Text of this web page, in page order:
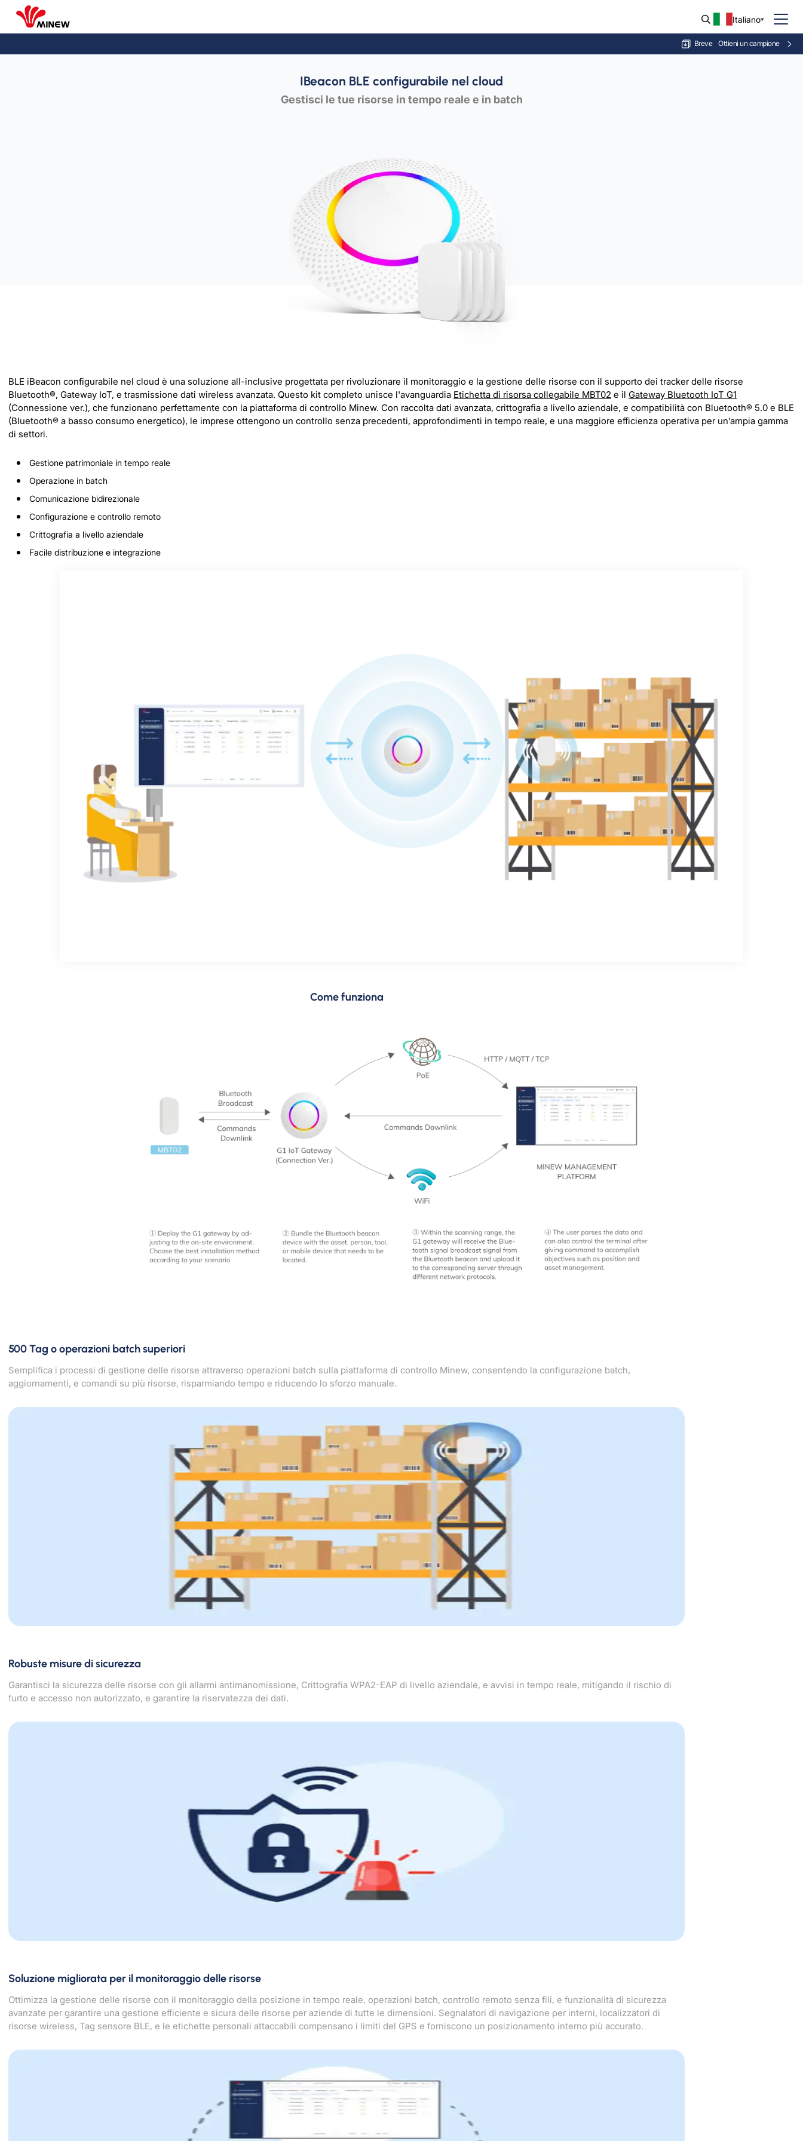
Italiano
Breve Ottieni un campione
IBeacon BLE configurabile nel cloud
Gestisci le tue risorse in tempo reale e in batch
BLE iBeacon configurabile nel cloud è una soluzione all-inclusive progettata per rivoluzionare il monitoraggio e la gestione delle risorse con il supporto dei tracker delle risorse
Bluetooth®, Gateway IoT, e trasmissione dati wireless avanzata. Questo kit completo unisce l'avanguardia Etichetta di risorsa collegabile MBT02 e il Gateway Bluetooth IoT G1
(Connessione ver.), che funzionano perfettamente con la piattaforma di controllo Minew. Con raccolta dati avanzata, crittografia a livello aziendale, e compatibilità con Bluetooth® 5.0 e BLE
(Bluetooth® a basso consumo energetico), le imprese ottengono un controllo senza precedenti, approfondimenti in tempo reale, e una maggiore efficienza operativa per un’ampia gamma
di settori.
Gestione patrimoniale in tempo reale
Operazione in batch
Comunicazione bidirezionale
Configurazione e controllo remoto
Crittografia a livello aziendale
Facile distribuzione e integrazione
Come funziona
500 Tag o operazioni batch superiori
Semplifica i processi di gestione delle risorse attraverso operazioni batch sulla piattaforma di controllo Minew, consentendo la configurazione batch,
aggiornamenti, e comandi su più risorse, risparmiando tempo e riducendo lo sforzo manuale.
Robuste misure di sicurezza
Garantisci la sicurezza delle risorse con gli allarmi antimanomissione, Crittografia WPA2-EAP di livello aziendale, e avvisi in tempo reale, mitigando il rischio di
furto e accesso non autorizzato, e garantire la riservatezza dei dati.
Soluzione migliorata per il monitoraggio delle risorse
Ottimizza la gestione delle risorse con il monitoraggio della posizione in tempo reale, operazioni batch, controllo remoto senza fili, e funzionalità di sicurezza
avanzate per garantire una gestione efficiente e sicura delle risorse per aziende di tutte le dimensioni. Segnalatori di navigazione per interni, localizzatori di
risorse wireless, Tag sensore BLE, e le etichette personali attaccabili compensano i limiti del GPS e forniscono un posizionamento interno più accurato.